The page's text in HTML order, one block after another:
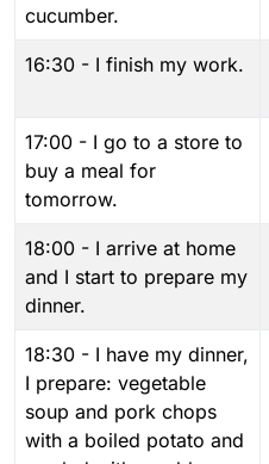
cucumber.
16:30 - I finish my work.
17:00 - I go to a store to
buy a meal for
tomorrow.
18:00 - I arrive at home
and I start to prepare my
dinner.
18:30 - I have my dinner,
I prepare: vegetable
soup and pork chops
with a boiled potato and